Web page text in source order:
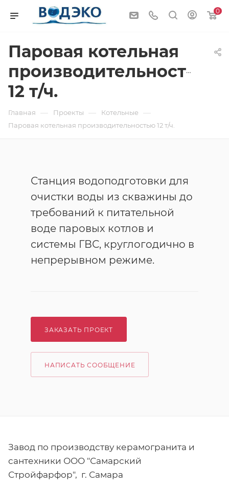
0
Паровая котельная
производительностью
12 т/ч.
Главная — Проекты — Котельные —
Паровая котельная производительностью 12 т/ч.
Станция водоподготовки для
очистки воды из скважины до
требований к питательной
воде паровых котлов и
системы ГВС, круглогодично в
непрерывном режиме.
ЗАКАЗАТЬ ПРОЕКТ
НАПИСАТЬ СООБЩЕНИЕ
Завод по производству керамогранита и
сантехники ООО "Самарский
Стройфарфор", г. Самара